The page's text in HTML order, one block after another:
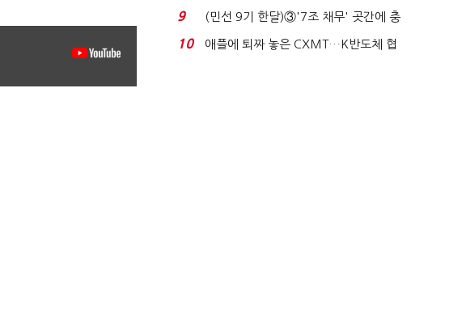
금 폭탄' 우려...
9
(민선 9기 한달)③'7조 채무' 곳간에 충
격…추미애, 20년...
10
애플에 퇴짜 놓은 CXMT…K반도체 협